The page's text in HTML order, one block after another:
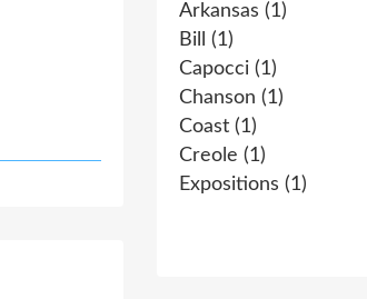
Arkansas (1)
Bill
(1)
Capocci (1)
Chanson (1)
Coast (1)
Creole (1)
Expositions (1)